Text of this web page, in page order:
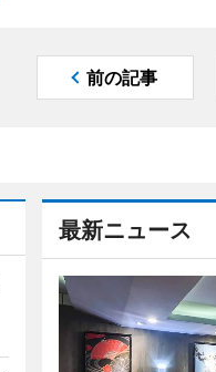
前の記事
最新ニュース